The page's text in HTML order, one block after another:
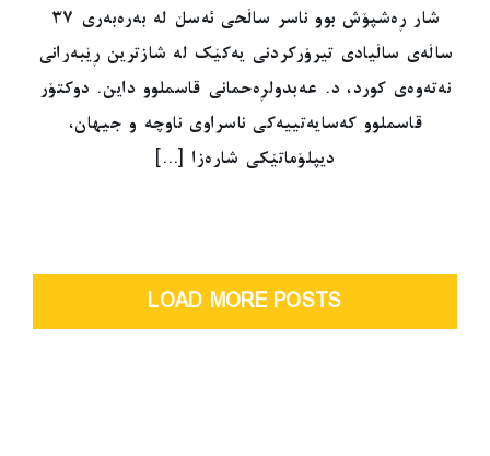
شار ڕەشپۆش بوو ناسر ساڵحی ئەسڵ لە بەرەبەری ٣٧
ساڵەی ساڵیادی تیرۆرکردنی یەکێک لە شازترین ڕێبەرانی
نەتەوەی کورد، د. عەبدولڕەحمانی قاسملوو داین. دوکتۆر
قاسملوو کەسایەتییەکی ناسراوی ناوچە و جیهان،
دیپلۆماتێکی شارەزا [...]
LOAD MORE POSTS